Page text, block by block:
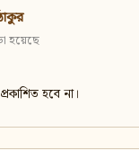
হয়েছে
হবে না।